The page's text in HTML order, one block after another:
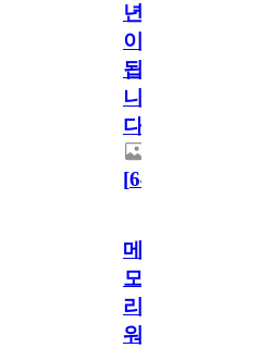
년
이
됩
니
다.
[64
메
모
리
워